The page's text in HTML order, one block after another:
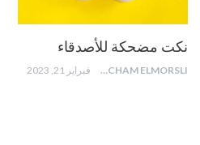
نكت مضحكة للأصدقاء
HICHAM ELMORSLI فبراير 21, 2023